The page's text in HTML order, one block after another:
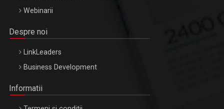
Webinarii
Despre noi
LinkLeaders
Business Development
Informatii